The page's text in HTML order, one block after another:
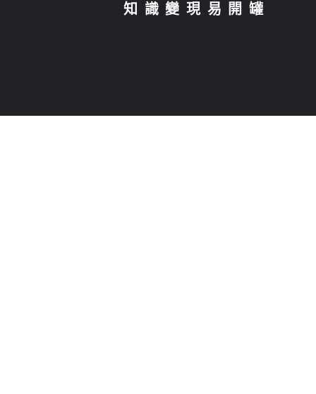
知識變現易開罐